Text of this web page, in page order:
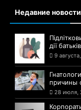
Недавние новости
дії батьків
9
причины
28 июля,